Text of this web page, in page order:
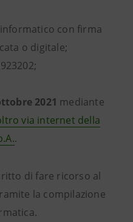
con firma
o digitale;
2021 mediante
via internet della
.
di fare ricorso al
la compilazione